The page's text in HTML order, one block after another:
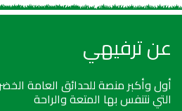
عن ترفيهي
أول وأكبر منصة للحدائق العامة
التي نتنفس بها المتعة والراحة